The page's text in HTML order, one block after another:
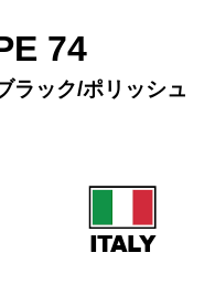
74
ック/ポリッシュ